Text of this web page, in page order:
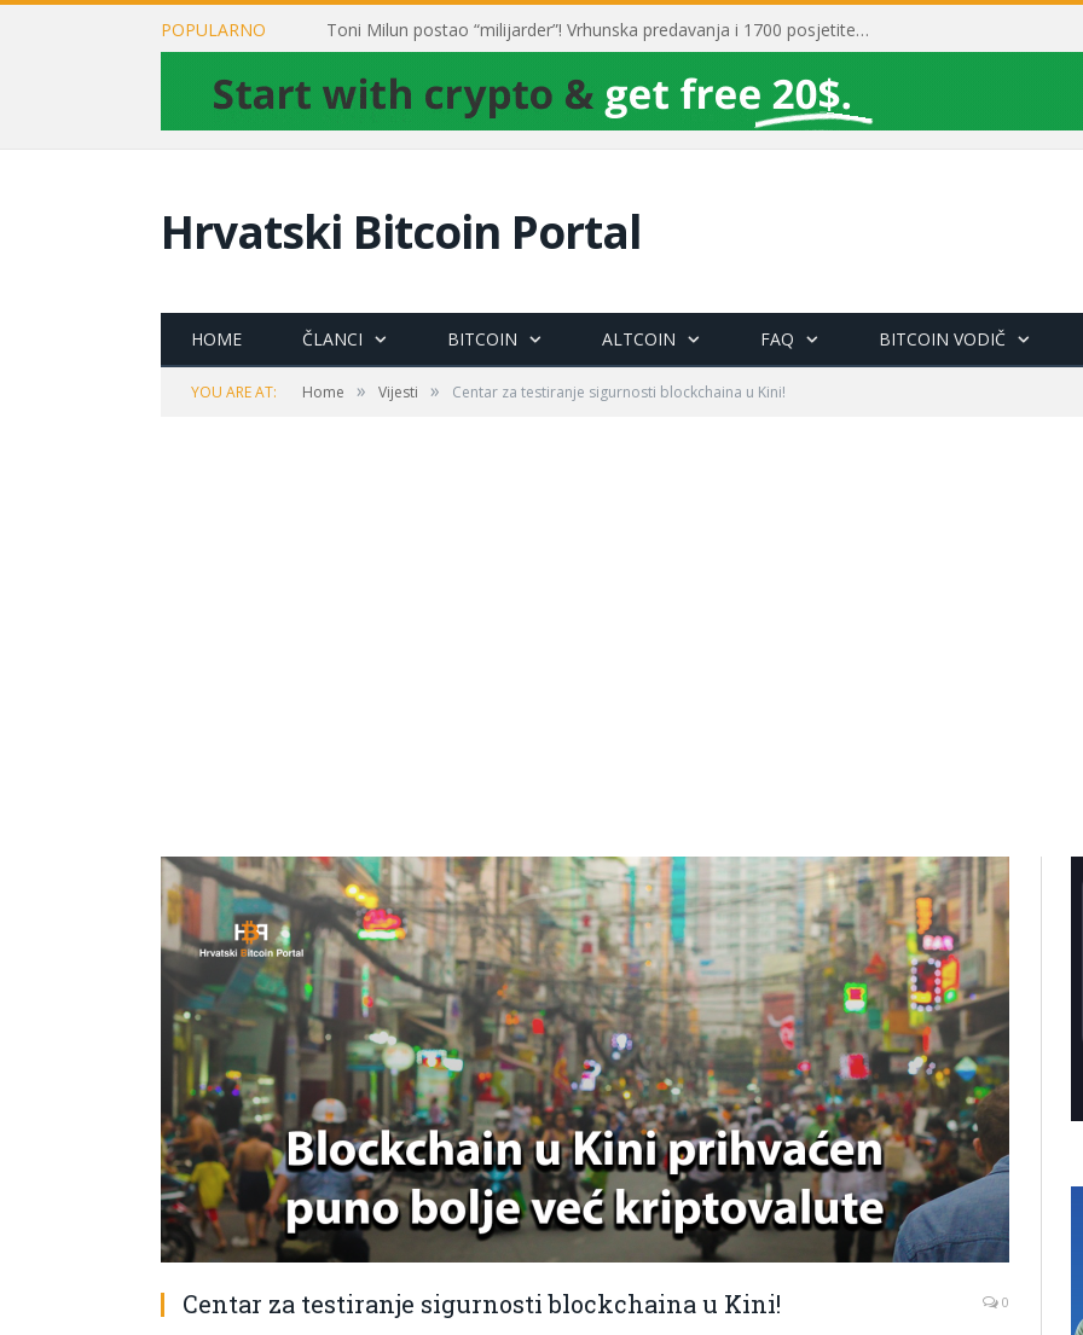
POPULARNO Toni Milun postao “milijarder”! Vrhunska predavanja i 1700 posjetitelja obilježili su mjesec financijske pismenosti
Hrvatski Bitcoin Portal
HOME ČLANCI BITCOIN ALTCOIN FAQ BITCOIN VODIČ
YOU ARE AT: Home » Vijesti » Centar za testiranje sigurnosti blockchaina u Kini!
Centar za testiranje sigurnosti blockchaina u Kini! 0